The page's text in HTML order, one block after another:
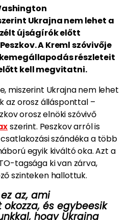
Ukrajna nem lehet a
újságírók előtt
A Kreml szóvivője
részleteit
kell megvitatni.
miszerint Ukrajna nem lehet
az orosz állásponttal –
orosz elnöki szóvivő
szerint. Peszkov arról is
szándéka a több
egyik kiváltó oka. Azt a
tagsága ki van zárva,
szinteken hallottuk.
az, ami
és egybeesik
hogy Ukrajna